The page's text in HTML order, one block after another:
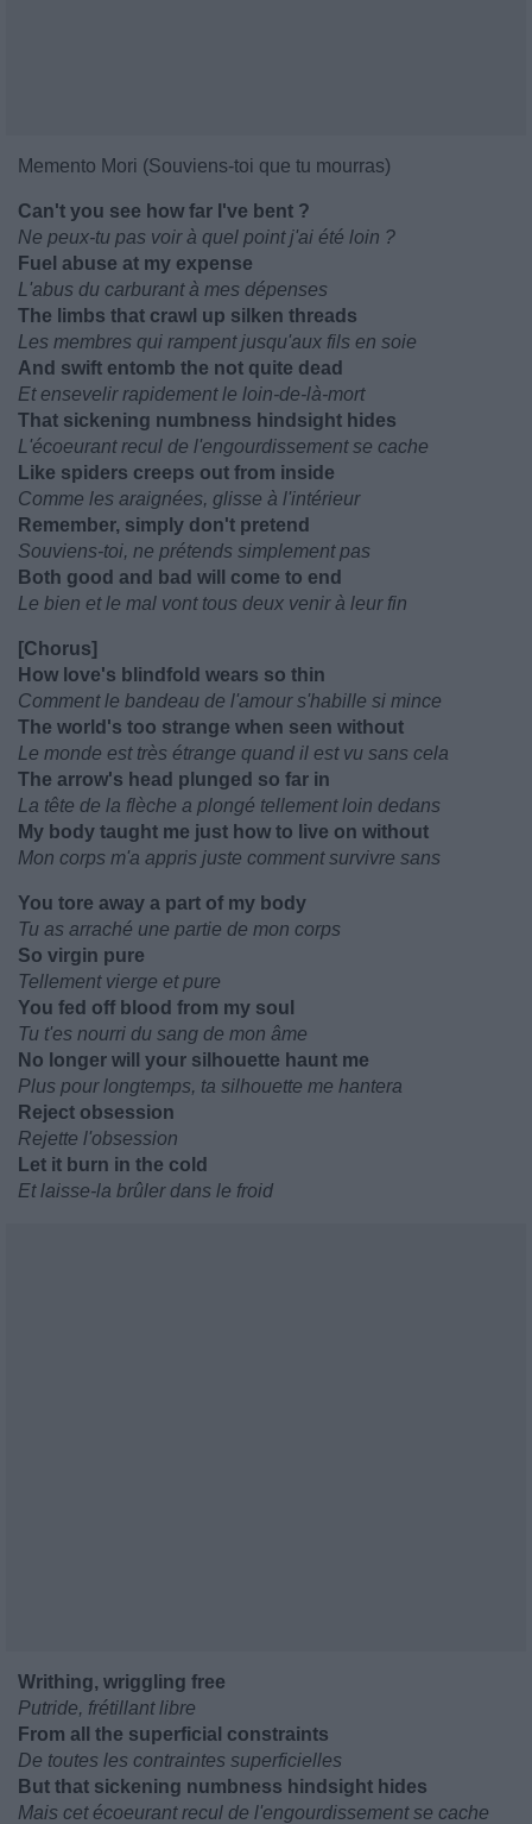
Memento Mori (Souviens-toi que tu mourras)
Can't you see how far I've bent ?
Ne peux-tu pas voir à quel point j'ai été loin ?
Fuel abuse at my expense
L'abus du carburant à mes dépenses
The limbs that crawl up silken threads
Les membres qui rampent jusqu'aux fils en soie
And swift entomb the not quite dead
Et ensevelir rapidement le loin-de-là-mort
That sickening numbness hindsight hides
L'écoeurant recul de l'engourdissement se cache
Like spiders creeps out from inside
Comme les araignées, glisse à l'intérieur
Remember, simply don't pretend
Souviens-toi, ne prétends simplement pas
Both good and bad will come to end
Le bien et le mal vont tous deux venir à leur fin
[Chorus]
How love's blindfold wears so thin
Comment le bandeau de l'amour s'habille si mince
The world's too strange when seen without
Le monde est très étrange quand il est vu sans cela
The arrow's head plunged so far in
La tête de la flèche a plongé tellement loin dedans
My body taught me just how to live on without
Mon corps m'a appris juste comment survivre sans
You tore away a part of my body
Tu as arraché une partie de mon corps
So virgin pure
Tellement vierge et pure
You fed off blood from my soul
Tu t'es nourri du sang de mon âme
No longer will your silhouette haunt me
Plus pour longtemps, ta silhouette me hantera
Reject obsession
Rejette l'obsession
Let it burn in the cold
Et laisse-la brûler dans le froid
Writhing, wriggling free
Putride, frétillant libre
From all the superficial constraints
De toutes les contraintes superficielles
But that sickening numbness hindsight hides
Mais cet écoeurant recul de l'engourdissement se cache